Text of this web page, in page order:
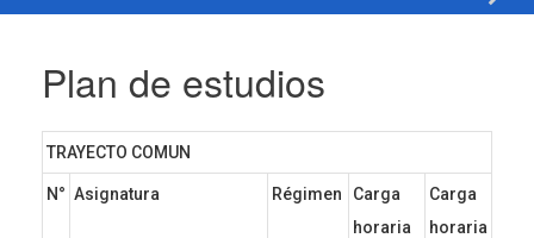
Plan de estudios
TRAYECTO COMUN
N° Asignatura Régimen
Carga
horaria
Carga
horaria